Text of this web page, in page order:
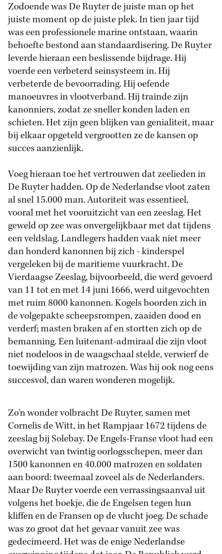
Zodoende was De Ruyter de juiste man op het
juiste moment op de juiste plek. In tien jaar tijd
was een professionele marine ontstaan, waarin
behoefte bestond aan standaardisering. De Ruyter
leverde hieraan een beslissende bijdrage. Hij
voerde een verbeterd seinsysteem in. Hij
verbeterde de bevoorrading. Hij oefende
manoeuvres in vlootverband. Hij trainde zijn
kanonniers, zodat ze sneller konden laden en
schieten. Het zijn geen blijken van genialiteit, maar
bij elkaar opgeteld vergrootten ze de kansen op
succes aanzienlijk.
Voeg hieraan toe het vertrouwen dat zeelieden in
De Ruyter hadden. Op de Nederlandse vloot zaten
al snel 15.000 man. Autoriteit was essentieel,
vooral met het vooruitzicht van een zeeslag. Het
geweld op zee was onvergelijkbaar met dat tijdens
een veldslag. Landlegers hadden vaak niet meer
dan honderd kanonnen bij zich - kinderspel
vergeleken bij de maritieme vuurkracht. De
Vierdaagse Zeeslag, bijvoorbeeld, die werd gevoerd
van 11 tot en met 14 juni 1666, werd uitgevochten
met ruim 8000 kanonnen. Kogels boorden zich in
de volgepakte scheepsrompen, zaaiden dood en
verderf; masten braken af en stortten zich op de
bemanning. Een luitenant-admiraal die zijn vloot
niet nodeloos in de waagschaal stelde, verwierf de
toewijding van zijn matrozen. Was hij ook nog eens
succesvol, dan waren wonderen mogelijk.
Zo'n wonder volbracht De Ruyter, samen met
Cornelis de Witt, in het Rampjaar 1672 tijdens de
zeeslag bij Solebay. De Engels-Franse vloot had een
overwicht van twintig oorlogsschepen, meer dan
1500 kanonnen en 40.000 matrozen en soldaten
aan boord: tweemaal zoveel als de Nederlanders.
Maar De Ruyter voerde een verrassingsaanval uit
volgens het boekje, die de Engelsen tegen hun
kliffen en de Fransen op de vlucht joeg. De schade
was zo groot dat het gevaar vanuit zee was
gedecimeerd. Het was de enige Nederlandse